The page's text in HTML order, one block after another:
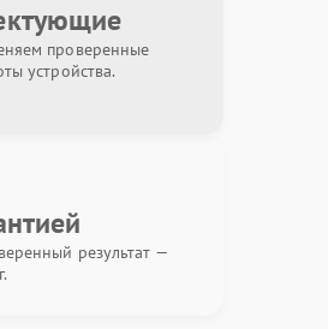
проверенные
устройства.
результат —